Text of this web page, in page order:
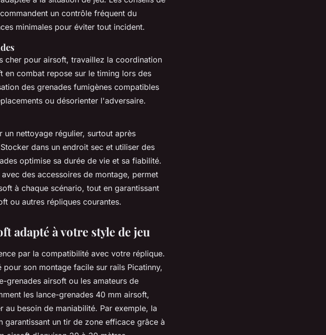
un contrôle fréquent du
minimales pour éviter tout incident.
cher pour airsoft, travaillez la coordination
combat repose sur le timing lors des
des grenades fumigènes compatibles
ou désorienter l'adversaire.
un nettoyage régulier, surtout après
dans un endroit sec et utiliser des
optimise sa durée de vie et sa fiabilité.
des accessoires de montage, permet
à chaque scénario, tout en garantissant
ou autres répliques courantes.
adapté à votre style de jeu
par la compatibilité avec votre réplique.
son montage facile sur rails Picatinny,
grenades airsoft ou les amateurs de
les lance-grenades 40 mm airsoft,
besoin de maniabilité. Par exemple, la
un tir de zone efficace grâce à